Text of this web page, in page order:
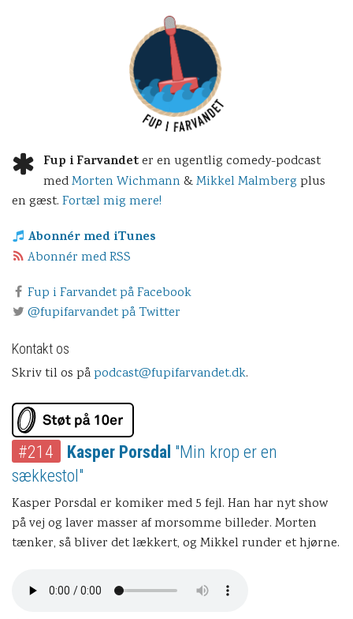
Fup i Farvandeter en ugentlig comedy-podcast
medMorten Wichmann &Mikkel Malmberg plus
en gæst. Fortæl mig mere!
Abonnér med iTunes
Abonnér med RSS
Fup i Farvandet på Facebook
@fupifarvandet på Twitter
Kontakt os
Skriv til os påpodcast@fupifarvandet.dk.
#214 Kasper Porsdal "Min krop er en
sækkestol"
Kasper Porsdal er komiker med 5 fejl. Han har nyt show
på vej og laver masser af morsomme billeder. Morten
tænker, så bliver det lækkert, og Mikkel runder et hjørne.